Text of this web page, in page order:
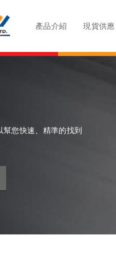
產品介紹 現貨供應
您快速、精準的找到